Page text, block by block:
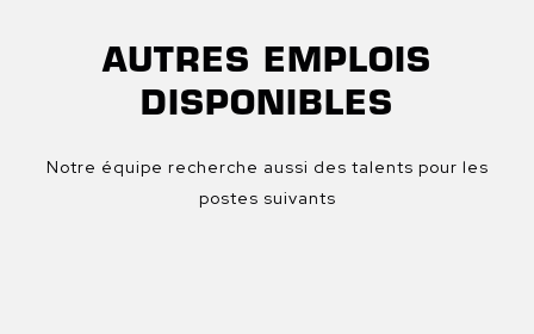
AUTRES EMPLOIS
DISPONIBLES
Notre équipe recherche aussi des talents pour les
postes suivants